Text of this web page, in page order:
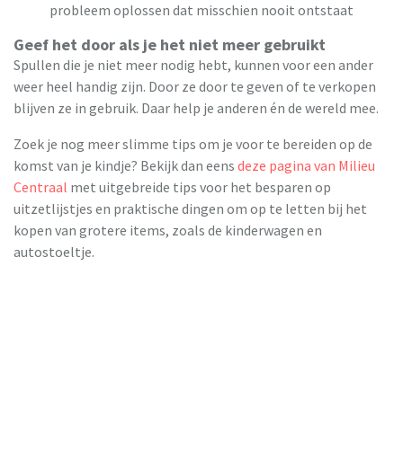
probleem oplossen dat misschien nooit ontstaat
Geef het door als je het niet meer gebruikt
Spullen die je niet meer nodig hebt, kunnen voor een ander
weer heel handig zijn. Door ze door te geven of te verkopen
blijven ze in gebruik. Daar help je anderen én de wereld mee.
Zoek je nog meer slimme tips om je voor te bereiden op de
komst van je kindje? Bekijk dan eens deze pagina van Milieu
Centraal met uitgebreide tips voor het besparen op
uitzetlijstjes en praktische dingen om op te letten bij het
kopen van grotere items, zoals de kinderwagen en
autostoeltje.